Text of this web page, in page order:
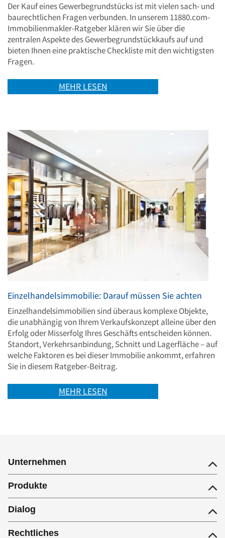
Der Kauf eines Gewerbegrundstücks ist mit vielen sach- und
baurechtlichen Fragen verbunden. In unserem 11880.com-
Immobilienmakler-Ratgeber klären wir Sie über die
zentralen Aspekte des Gewerbegrundstückkaufs auf und
bieten Ihnen eine praktische Checkliste mit den wichtigsten
Fragen.
MEHR LESEN
Einzelhandelsimmobilie: Darauf müssen Sie achten
Einzelhandelsimmobilien sind überaus komplexe Objekte,
die unabhängig von Ihrem Verkaufskonzept alleine über den
Erfolg oder Misserfolg Ihres Geschäfts entscheiden können.
Standort, Verkehrsanbindung, Schnitt und Lagerfläche – auf
welche Faktoren es bei dieser Immobilie ankommt, erfahren
Sie in diesem Ratgeber-Beitrag.
MEHR LESEN
Unternehmen
Produkte
Dialog
Rechtliches